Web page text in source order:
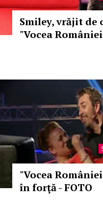
Smiley, vrăjit de
"Vocea
"Vocea
în forţă - FOTO